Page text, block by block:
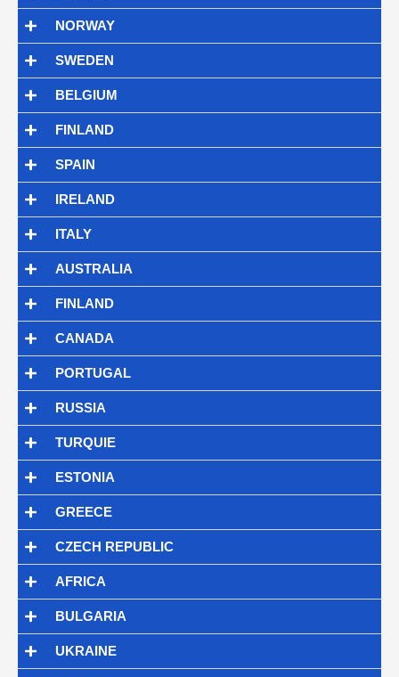
NORWAY
SWEDEN
BELGIUM
FINLAND
SPAIN
IRELAND
ITALY
AUSTRALIA
FINLAND
CANADA
PORTUGAL
RUSSIA
TURQUIE
ESTONIA
GREECE
CZECH REPUBLIC
AFRICA
BULGARIA
UKRAINE